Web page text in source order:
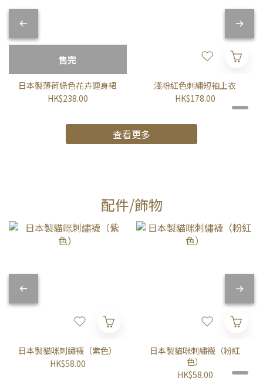
售完
日本製薄荷綠色花卉連身裙
HK$238.00
淺粉紅色刺繡短袖上衣
HK$178.00
查看更多
配件/飾物
日本製貓咪刺繡襪（紫色）
HK$58.00
日本製貓咪刺繡襪（粉紅
色）
HK$58.00